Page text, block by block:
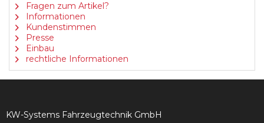
Fragen zum Artikel?
Informationen
Kundenstimmen
Presse
Einbau
rechtliche Informationen
KW-Systems Fahrzeugtechnik GmbH